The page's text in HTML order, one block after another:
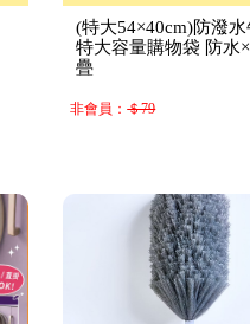
(特大54×40cm)防潑
特大容量購物袋 防水
疊
非會員：＄79